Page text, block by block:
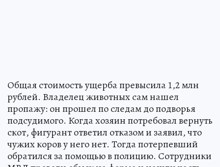
Общая стоимость ущерба превысила 1,2 млн
рублей. Владелец животных сам нашел
пропажу: он прошел по следам до подворья
подсудимого. Когда хозяин потребовал вернуть
скот, фигурант ответил отказом и заявил, что
чужих коров у него нет. Тогда потерпевший
обратился за помощью в полицию. Сотрудники